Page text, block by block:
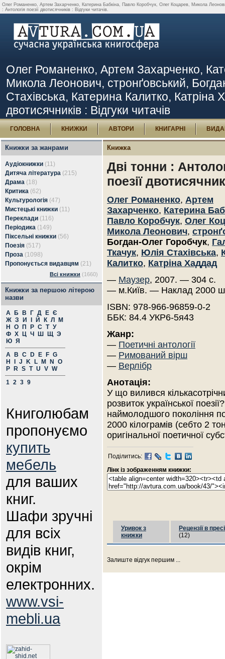
Олег Романенко, Артем Захарченко, Катерина Бабкіна, Павло Коробчук, Олег Коцарев, Микола
: Антологія поезії двотисячників : Відгуки читачів.
Олег Романенко, Артем Захарченко,
Микола Леонович, стронґовський,
Стахівська, Катерина Калитко, Катріна
двотисячників : Відгуки читачів
ГОЛОВНА КНИЖКИ АВТОРИ КНИГАРНІ
Книжки за жанрами
Аудіокнижки (11)
Дитяча література (215)
Драма (18)
Критика (62)
Культурологія (47)
Мистецькі книжки (11)
Переклади (116)
Періодика (149)
Піксельні книжки (56)
Поезія (517)
Проза (1098)
Пропонується видавцям (21)
Всі книжки (1660)
Книжки за першою літерою
назви
А Б В Г Д Е Є
Ж З И Й К Л
М
Н
О П Р С Т У
Ф Х Ц Ч Ш Щ Э
Ю Я
A
B C D E F G
H
J K L M N
O
P
R S T U V W
1 2 3 9
Книголюбам
пропонуємо
купить
мебель
для ваших
книг.
Шафи зручні
для всіх
видів книг,
окрім
електронних.
www.vsi-
mebli.ua
Книжка
Дві тонни :
поезії
Олег Романенко, Артем
Захарченко, Катерина
Павло Коробчук, Олег
Микола Леонович,
Богдан-Олег Горобчук,
Ткачук, Юлія Стахівська,
Калитко, Катріна Хаддад
— Маузер, 2007. — 304 с.
— м.Київ. — Наклад 2000
ISBN: 978-966-96859-0-2
ББК: 84.4 УКР6-5я43
Жанр:
— Поетичні антології
— Римований вірш
— Верлібр
Анотація:
У що вилився
розвиток української
наймолодшого покоління
2000 кілограмів (себто 2
оригінальної поетичної
Поділитись:
Лінк із зображенням книжки:
Уривок з
книжки
Рецензії в пресі
(12)
Залиште відгук першим ...